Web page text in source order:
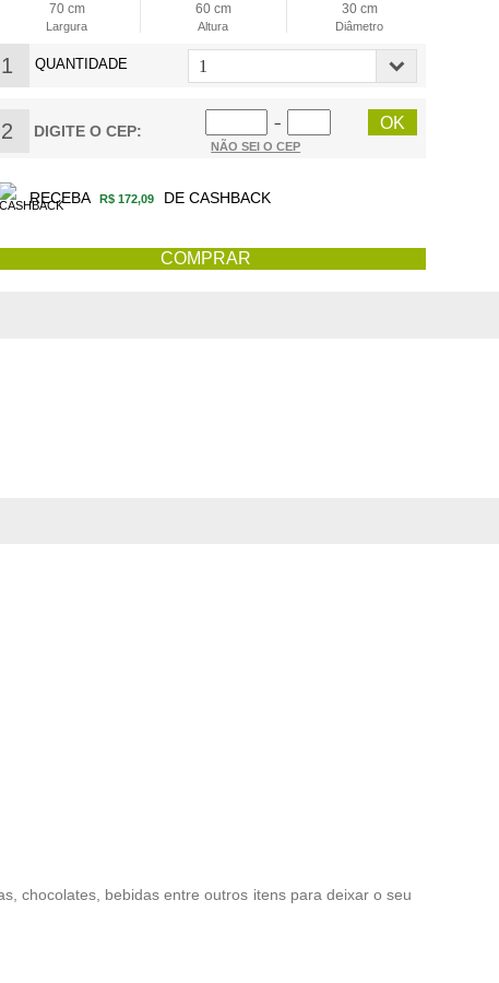
70 cm
Largura
60 cm
Altura
30 cm
Diâmetro
1 QUANTIDADE
2 DIGITE O CEP:
−
NÃO SEI O CEP
RECEBA R$ 172,09 DE CASHBACK
chocolates, bebidas entre outros itens para deixar o seu